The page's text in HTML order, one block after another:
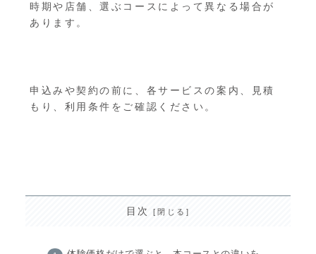
時期や店舗、選ぶコースによって異なる場合が
あります。
申込みや契約の前に、各サービスの案内、見積
もり、利用条件をご確認ください。
目次